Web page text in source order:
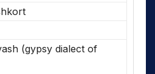
(gypsy dialect of